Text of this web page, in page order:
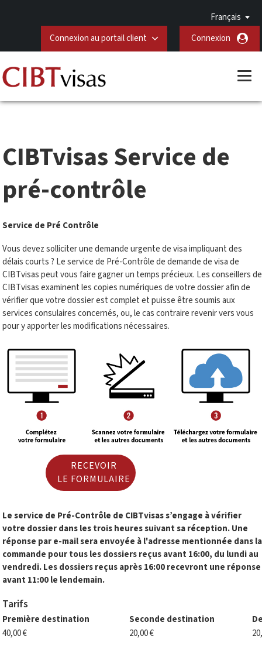
Français
Connexion au portail client
Connexion
CIBTvisas Service de
pré-contrôle
Service de Pré Contrôle
Vous devez solliciter une demande urgente de visa impliquant des
délais courts ? Le service de Pré-Contrôle de demande de visa de
CIBTvisas peut vous faire gagner un temps précieux. Les conseillers de
CIBTvisas examinent les copies numériques de votre dossier afin de
vérifier que votre dossier est complet et puisse être soumis aux
services consulaires concernés, ou, le cas contraire revenir vers vous
pour y apporter les modifications nécessaires.
RECEVOIR
LE FORMULAIRE
Le service de Pré-Contrôle de CIBTvisas s’engage à vérifier
votre dossier dans les trois heures suivant sa réception. Une
réponse par e-mail sera envoyée à l'adresse mentionnée dans la
commande pour tous les dossiers reçus avant 16:00, du lundi au
vendredi. Les dossiers reçus après 16:00 recevront une réponse
avant 11:00 le lendemain.
Tarifs
Première destination Seconde destination
40,00 €
20,00 €